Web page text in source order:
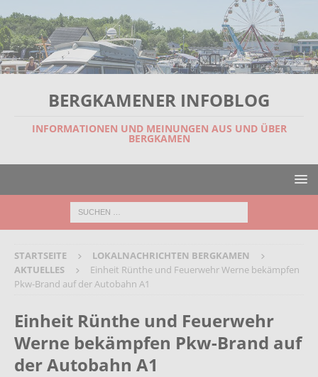
BERGKAMENER INFOBLOG
INFORMATIONEN UND MEINUNGEN AUS UND ÜBER
BERGKAMEN
STARTSEITE
LOKALNACHRICHTEN BERGKAMEN
AKTUELLES
Einheit Rünthe und Feuerwehr Werne bekämpfen
Pkw-Brand auf der Autobahn A1
Einheit Rünthe und Feuerwehr
Werne bekämpfen Pkw-Brand auf
der Autobahn A1